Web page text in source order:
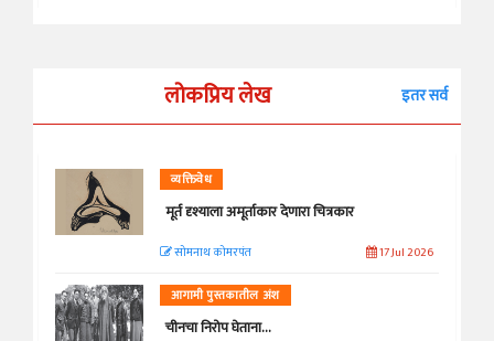
लोकप्रिय लेख इतर सर्व
व्यक्तिवेध
मूर्त दृश्याला अमूर्ताकार देणारा चित्रकार
सोमनाथ कोमरपंत 17 Jul 2026
आगामी पुस्तकातील अंश
चीनचा निरोप घेताना...